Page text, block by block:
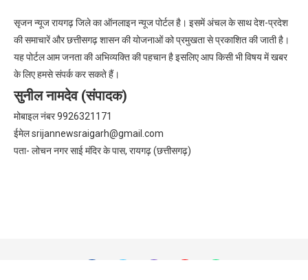
सृजन न्यूज रायगढ़ जिले का ऑनलाइन न्यूज पोर्टल है। इसमें अंचल के साथ देश-प्रदेश
की समाचारें और छत्तीसगढ़ शासन की योजनाओं को प्रमुखता से प्रकाशित की जाती है।
यह पोर्टल आम जनता की अभिव्यक्ति की पहचान है इसलिए आप किसी भी विषय में खबर
के लिए हमसे संपर्क कर सकते हैं।
सुनील नामदेव (संपादक)
मोबाइल नंबर 9926321171
ईमेलsrijannewsraigarh@gmail.com
पता- लोचन नगर साई मंदिर के पास, रायगढ़ (छत्तीसगढ़)